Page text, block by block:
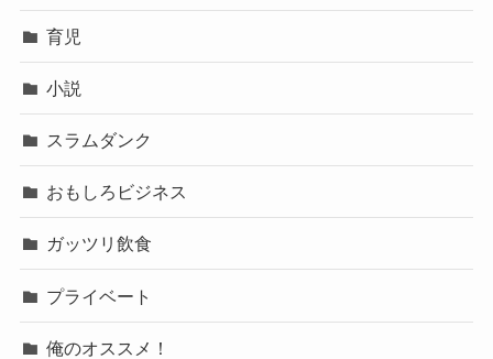
育児
小説
スラムダンク
おもしろビジネス
ガッツリ飲食
プライベート
俺のオススメ！